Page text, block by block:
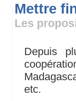
Mettre
Les
Depuis
etc.